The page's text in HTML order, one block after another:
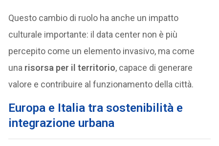
Questo cambio di ruolo ha anche un impatto
culturale importante: il data center non è più
percepito come un elemento invasivo, ma come
una risorsa per il territorio, capace di generare
valore e contribuire al funzionamento della città.
Europa e Italia tra sostenibilità e
integrazione urbana